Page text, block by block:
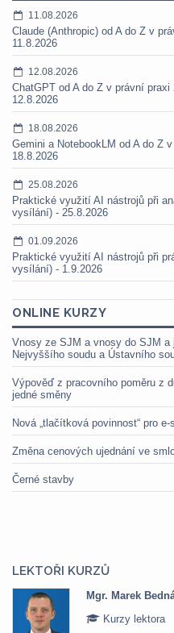
11.08.2026
Claude (Anthropic) od A do Z v
11.8.2026
12.08.2026
ChatGPT od A do Z v právní
12.8.2026
18.08.2026
Gemini a NotebookLM od A do Z
18.8.2026
25.08.2026
Praktické využití AI nástrojů při
vysílání) - 25.8.2026
01.09.2026
Praktické využití AI nástrojů při
vysílání) - 1.9.2026
ONLINE KURZY
Vnosy ze SJM a vnosy do SJM
Nejvyššího soudu a Ústavního
Výpověď z pracovního poměru z
jedné směny
Nová „tlačítková povinnost“ pro e-
Změna cenových ujednání ve
Černé stavby
LEKTOŘI KURZŮ
Mgr. Marek
Kurzy lektora